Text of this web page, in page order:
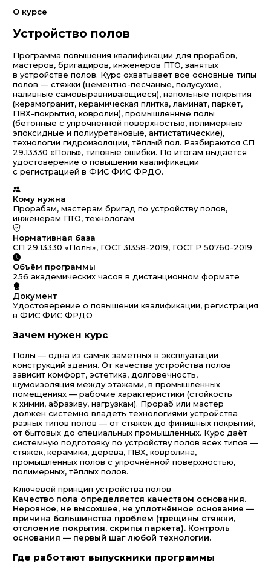
О курсе
Устройство полов
Программа повышения квалификации для прорабов,
мастеров, бригадиров, инженеров ПТО, занятых
в устройстве полов. Курс охватывает все основные типы
полов — стяжки (цементно-песчаные, полусухие,
наливные самовыравнивающиеся), напольные покрытия
(керамогранит, керамическая плитка, ламинат, паркет,
ПВХ-покрытия, ковролин), промышленные полы
(бетонные с упрочнённой поверхностью, полимерные
эпоксидные и полиуретановые, антистатические),
технологии гидроизоляции, тёплый пол. Разбираются СП
29.13330 «Полы», типовые ошибки. По итогам выдаётся
удостоверение о повышении квалификации
с регистрацией в ФИС ФИС ФРДО.
Кому нужна
Прорабам, мастерам бригад по устройству полов,
инженерам ПТО, технологам
Нормативная база
СП 29.13330 «Полы», ГОСТ 31358-2019, ГОСТ Р 50760-2019
Объём программы
256 академических часов в дистанционном формате
Документ
Удостоверение о повышении квалификации, регистрация
в ФИС ФИС ФРДО
Зачем нужен курс
Полы — одна из самых заметных в эксплуатации
конструкций здания. От качества устройства полов
зависит комфорт, эстетика, долговечность,
шумоизоляция между этажами, в промышленных
помещениях — рабочие характеристики (стойкость
к химии, абразиву, нагрузкам). Прораб или мастер
должен системно владеть технологиями устройства
разных типов полов — от стяжек до финишных покрытий,
от бытовых до специальных промышленных. Курс даёт
системную подготовку по устройству полов всех типов —
стяжек, керамики, дерева, ПВХ, ковролина,
промышленных полов с упрочнённой поверхностью,
полимерных, тёплых полов.
Ключевой принцип устройства полов
Качество пола определяется качеством основания.
Неровное, не высохшее, не уплотнённое основание —
причина большинства проблем (трещины стяжки,
отслоение покрытия, скрипы паркета). Контроль
основания — первый шаг любой технологии.
Где работают выпускники программы